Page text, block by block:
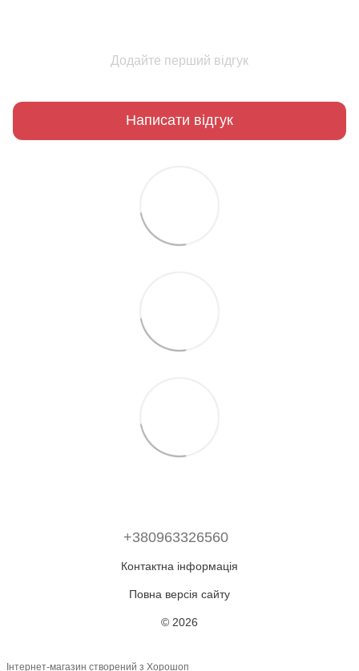
Додайте перший відгук
Написати відгук
+380963326560
Контактна інформація
Повна версія сайту
© 2026
Інтернет-магазин створений з Хорошоп